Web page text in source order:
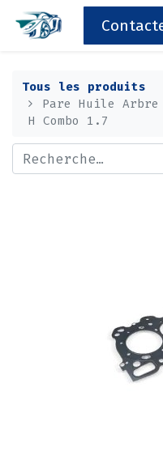
Tous les produits
Pare Huile Arbre
H Combo 1.7